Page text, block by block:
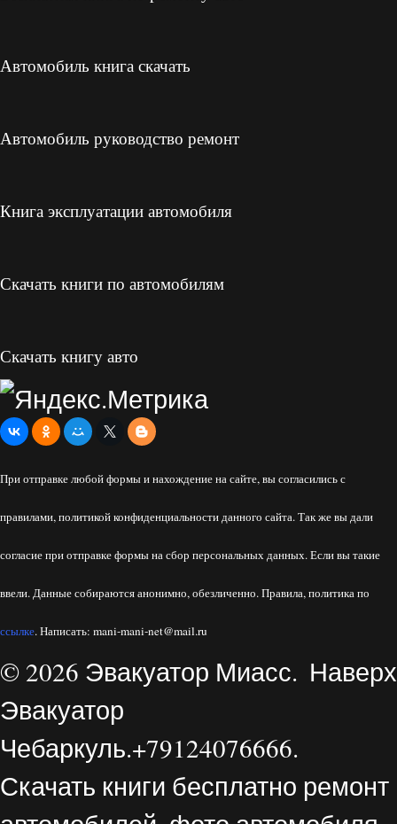
Автомобиль книга скачать
Автомобиль руководство ремонт
Книга эксплуатации автомобиля
Скачать книги по автомобилям
Скачать книгу авто
При отправке любой формы и нахождение на сайте, вы согласились с
правилами, политикой конфиденциальности данного сайта. Так же вы дали
согласие при отправке формы на сбор персональных данных. Если вы такие
ввели. Данные собираются анонимно, обезличенно. Правила, политика по
ссылке. Написать: mani-mani-net@mail.ru
Наверх
© 2026 Эвакуатор Миасс.
Эвакуатор
Чебаркуль.+79124076666.
Скачать книги бесплатно ремонт